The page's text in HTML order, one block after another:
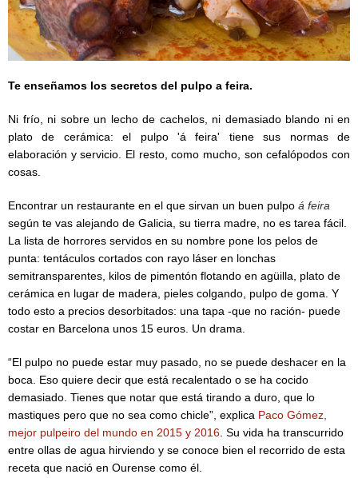
Te enseñamos los secretos del pulpo a feira.
Ni frío, ni sobre un lecho de cachelos, ni demasiado blando ni en
plato de cerámica: el pulpo 'á feira' tiene sus normas de
elaboración y servicio. El resto, como mucho, son cefalópodos con
cosas.
Encontrar un restaurante en el que sirvan un buen pulpo á feira
según te vas alejando de Galicia, su tierra madre, no es tarea fácil.
La lista de horrores servidos en su nombre pone los pelos de
punta: tentáculos cortados con rayo láser en lonchas
semitransparentes, kilos de pimentón flotando en agüilla, plato de
cerámica en lugar de madera, pieles colgando, pulpo de goma. Y
todo esto a precios desorbitados: una tapa -que no ración- puede
costar en Barcelona unos 15 euros. Un drama.
“El pulpo no puede estar muy pasado, no se puede deshacer en la
boca. Eso quiere decir que está recalentado o se ha cocido
demasiado. Tienes que notar que está tirando a duro, que lo
mastiques pero que no sea como chicle”, explica Paco Gómez,
mejor pulpeiro del mundo en 2015 y 2016. Su vida ha transcurrido
entre ollas de agua hirviendo y se conoce bien el recorrido de esta
receta que nació en Ourense como él.